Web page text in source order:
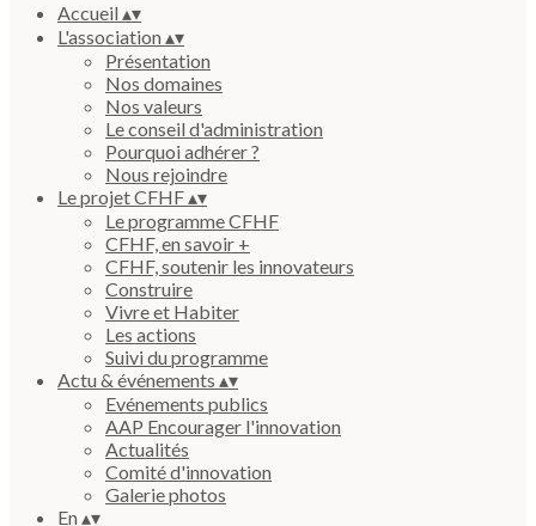
Accueil▴▾
L'association▴▾
Présentation
Nos domaines
Nos valeurs
Le conseil d'administration
Pourquoi adhérer ?
Nous rejoindre
Le projet CFHF▴▾
Le programme CFHF
CFHF, en savoir +
CFHF, soutenir les innovateurs
Construire
Vivre et Habiter
Les actions
Suivi du programme
Actu & événements ▴▾
Evénements publics
AAP Encourager l'innovation
Actualités
Comité d'innovation
Galerie photos
En▴▾